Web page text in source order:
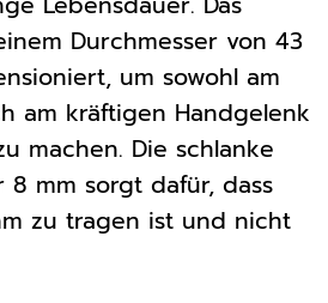
Durchmesser von 43
um sowohl am
am kräftigen Handgelenk
machen. Die schlanke
8 mm sorgt dafür, dass
zu tragen ist und nicht